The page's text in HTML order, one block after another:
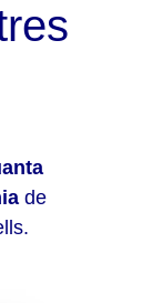
de